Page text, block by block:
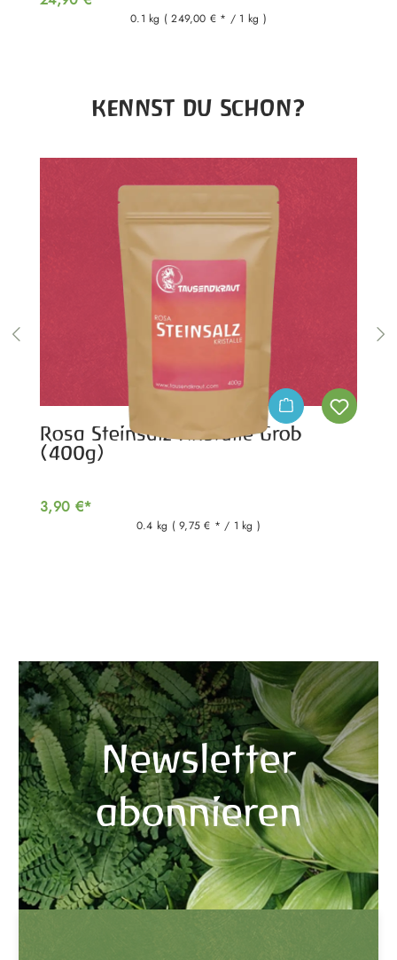
0.1 kg ( 249,00 € * / 1 kg )
KENNST DU SCHON?
Rosa Steinsalz Kristalle Grob
(400g)
3,90 €*
0.4 kg ( 9,75 € * / 1 kg )
Newsletter
abonnieren